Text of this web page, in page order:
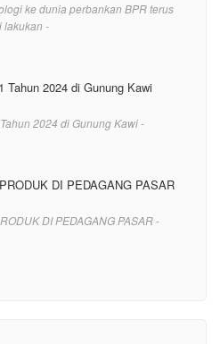
ke dunia perbankan BPR terus
lakukan -
2024 di Gunung Kawi -
DI PEDAGANG PASAR -